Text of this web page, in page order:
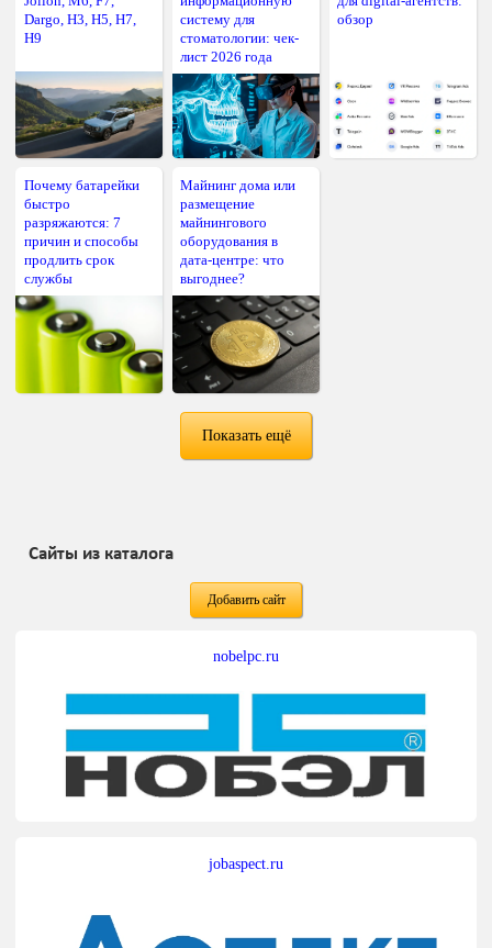
Dargo, H3, H5, H7,
H9
систему для
стоматологии: чек-
лист 2026 года
обзор
Почему батарейки
быстро
разряжаются: 7
причин и способы
продлить срок
службы
Майнинг дома или
размещение
майнингового
оборудования в
дата-центре: что
выгоднее?
Показать ещё
Сайты из каталога
Добавить сайт
nobelpc.ru
jobaspect.ru